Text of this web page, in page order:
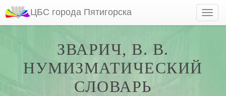
ЦБС города Пятигорска
ЗВАРИЧ, В. В.
НУМИЗМАТИЧЕСКИЙ
СЛОВАРЬ